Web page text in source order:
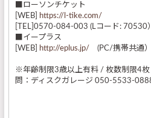
■ローソンチケット
[WEB]
https://l-tike.com/
[TEL]0570-084-003 (Lコード: 70530）
■イープラス
[WEB]
http://eplus.jp/ (PC/携帯共通）
※年齢制限3歳以上有料 / 枚数制限4枚
問：ディスクガレージ 050-5533-